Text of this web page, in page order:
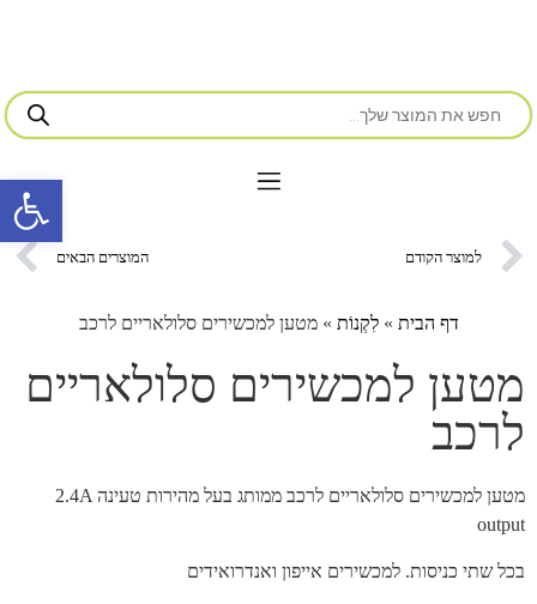
למוצר הקודם המוצרים הבאים
דף הבית »לִקְנוֹת »מטען למכשירים סלולאריים לרכב
מטען למכשירים סלולאריים
לרכב
מטען למכשירים סלולאריים לרכב ממותג בעל מהירות טעינה 2.4A
output
בכל שתי כניסות. למכשירים אייפון ואנדרואידים
פתח